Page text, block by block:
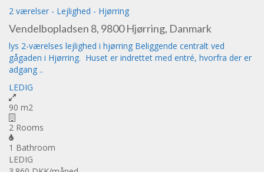
2 værelser - Lejlighed - Hjørring
Vendelbopladsen 8, 9800 Hjørring, Danmark
lys 2-værelses lejlighed i hjørring Beliggende centralt ved
gågaden i Hjørring. Huset er indrettet med entré, hvorfra der er
adgang ..
LEDIG
90 m2
2 Rooms
1 Bathroom
LEDIG